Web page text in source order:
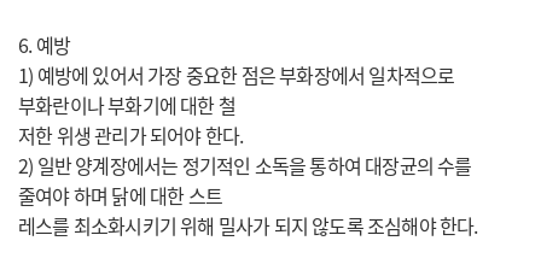
6. 예방
1) 예방에 있어서 가장 중요한 점은 부화장에서 일차적으로
부화란이나 부화기에 대한 철
저한 위생 관리가 되어야 한다.
2) 일반 양계장에서는 정기적인 소독을 통하여 대장균의 수를
줄여야 하며 닭에 대한 스트
레스를 최소화시키기 위해 밀사가 되지 않도록 조심해야 한다.